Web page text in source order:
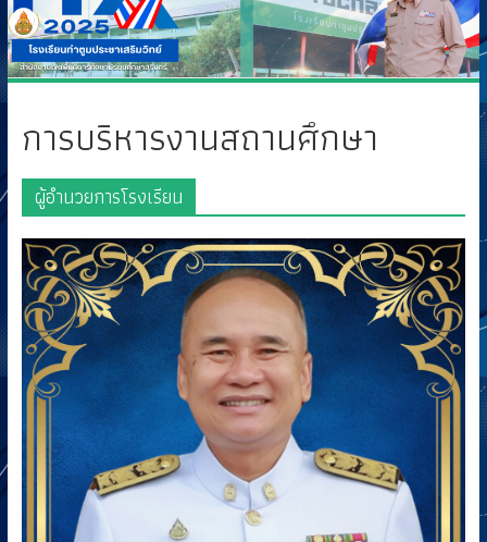
การบริหารงานสถานศึกษา
ผู้อำนวยการโรงเรียน